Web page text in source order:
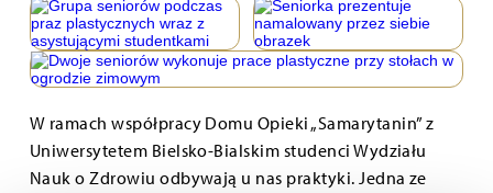
W ramach współpracy Domu Opieki „Samarytanin” z
Uniwersytetem Bielsko-Bialskim studenci Wydziału
Nauk o Zdrowiu odbywają u nas praktyki. Jedna ze